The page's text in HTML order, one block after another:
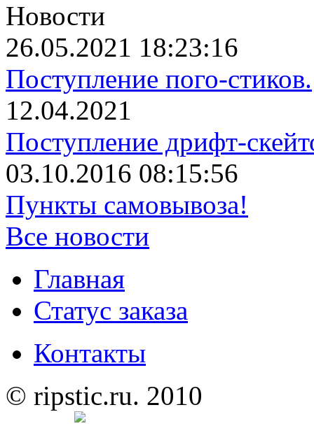
Новости
26.05.2021 18:23:16
Поступление пого-стиков.
12.04.2021
Поступление дрифт-
03.10.2016 08:15:56
Пункты самовывоза!
Все новости
Главная
Статус заказа
Контакты
© ripstic.ru. 2010